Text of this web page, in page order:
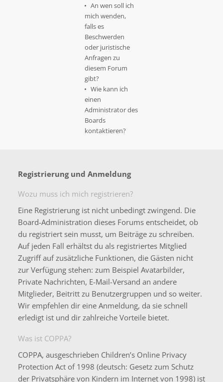
An wen soll ich
mich wenden,
falls es
Beschwerden
oder juristische
Anfragen zu
diesem Forum
gibt?
Wie kann ich
einen
Administrator des
Boards
kontaktieren?
Registrierung und Anmeldung
Wozu muss ich mich registrieren?
Eine Registrierung ist nicht unbedingt zwingend. Die
Board-Administration dieses Forums entscheidet, ob
du registriert sein musst, um Beiträge zu schreiben.
Auf jeden Fall erhältst du als registriertes Mitglied
Zugriff auf zusätzliche Funktionen, die Gästen nicht
zur Verfügung stehen: zum Beispiel Avatarbilder,
Private Nachrichten, E-Mail-Versand an andere
Mitglieder, Beitritt zu Benutzergruppen und so weiter.
Wir empfehlen dir eine Anmeldung, da sie schnell
erledigt ist und dir zahlreiche Vorteile bietet.
Was ist COPPA?
COPPA, ausgeschrieben Children’s Online Privacy
Protection Act of 1998 (deutsch: Gesetz zum Schutz
der Privatsphäre von Kindern im Internet von 1998) ist